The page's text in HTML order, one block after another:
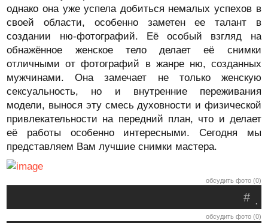
однако она уже успела добиться немалых успехов в
своей области, особенно заметен ее талант в
создании ню-фотографий. Её особый взгляд на
обнажённое женское тело делает её снимки
отличными от фотографий в жанре ню, созданных
мужчинами. Она замечает не только женскую
сексуальность, но и внутренние переживания
модели, вынося эту смесь духовности и физической
привлекательности на передний план, что и делает
её работы особенно интересными. Сегодня мы
представляем Вам лучшие снимки мастера.
обсудить фото (0)
.
#
обсудить фото (0)